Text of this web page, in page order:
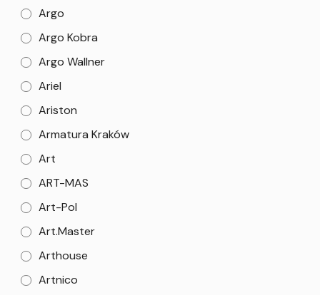
Argo
Argo Kobra
Argo Wallner
Ariel
Ariston
Armatura Kraków
Art
ART-MAS
Art-Pol
Art.Master
Arthouse
Artnico